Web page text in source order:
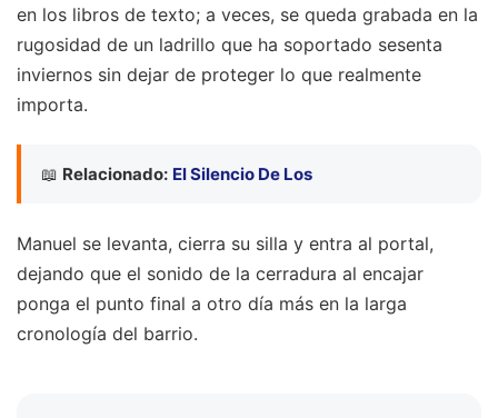
en los libros de texto; a veces, se queda grabada en la
rugosidad de un ladrillo que ha soportado sesenta
inviernos sin dejar de proteger lo que realmente
importa.
📖 Relacionado: El Silencio De Los
Manuel se levanta, cierra su silla y entra al portal,
dejando que el sonido de la cerradura al encajar
ponga el punto final a otro día más en la larga
cronología del barrio.